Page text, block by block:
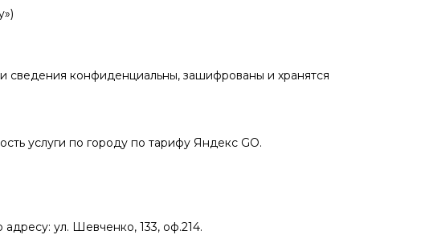
сведения конфиденциальны, зашифрованы и хранятся
услуги по городу по тарифу Яндекс GO.
ул. Шевченко, 133, оф.214.